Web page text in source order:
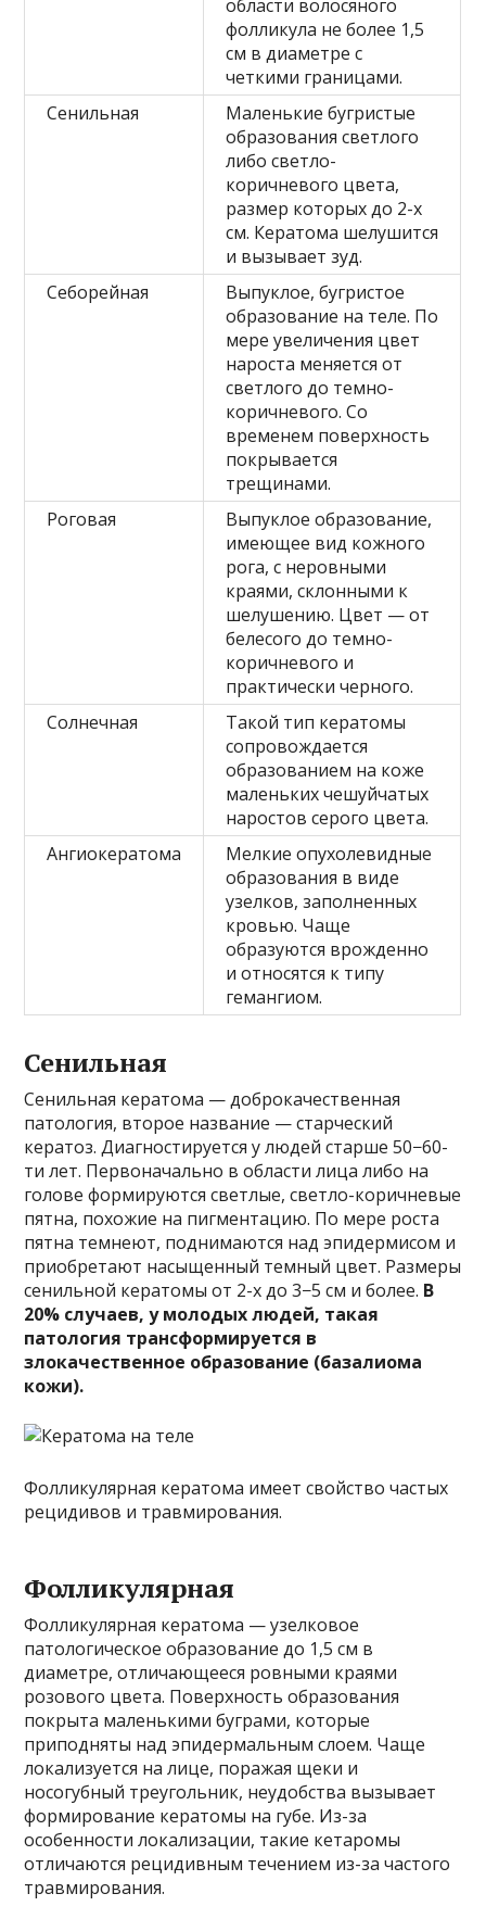
области волосяного
фолликула не более 1,5
см в диаметре с
четкими границами.
Сенильная
Маленькие бугристые
образования светлого
либо светло-
коричневого цвета,
размер которых до 2-х
см. Кератома шелушится
и вызывает зуд.
Себорейная
Выпуклое, бугристое
образование на теле. По
мере увеличения цвет
нароста меняется от
светлого до темно-
коричневого. Со
временем поверхность
покрывается
трещинами.
Роговая
Выпуклое образование,
имеющее вид кожного
рога, с неровными
краями, склонными к
шелушению. Цвет — от
белесого до темно-
коричневого и
практически черного.
Солнечная
Такой тип кератомы
сопровождается
образованием на коже
маленьких чешуйчатых
наростов серого цвета.
Ангиокератома
Мелкие опухолевидные
образования в виде
узелков, заполненных
кровью. Чаще
образуются врожденно
и относятся к типу
гемангиом.
Сенильная
Сенильная кератома — доброкачественная
патология, второе название — старческий
кератоз. Диагностируется у людей старше 50−60-
ти лет. Первоначально в области лица либо на
голове формируются светлые, светло-коричневые
пятна, похожие на пигментацию. По мере роста
пятна темнеют, поднимаются над эпидермисом и
приобретают насыщенный темный цвет. Размеры
сенильной кератомы от 2-х до 3−5 см и более. В
20% случаев, у молодых людей, такая
патология трансформируется в
злокачественное образование (базалиома
кожи).
Фолликулярная кератома имеет свойство частых
рецидивов и травмирования.
Фолликулярная
Фолликулярная кератома — узелковое
патологическое образование до 1,5 см в
диаметре, отличающееся ровными краями
розового цвета. Поверхность образования
покрыта маленькими буграми, которые
приподняты над эпидермальным слоем. Чаще
локализуется на лице, поражая щеки и
носогубный треугольник, неудобства вызывает
формирование кератомы на губе. Из-за
особенности локализации, такие кетаромы
отличаются рецидивным течением из-за частого
травмирования.